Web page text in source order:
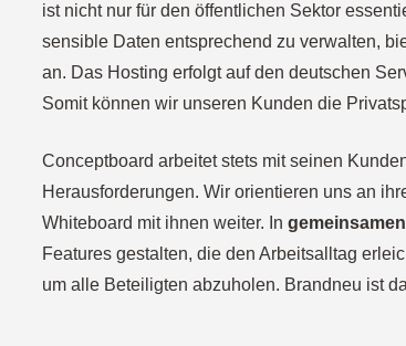
ist nicht nur für den öffentlichen Sektor
sensible Daten entsprechend zu verwalten,
an. Das Hosting erfolgt auf den deutschen
Somit können wir unseren Kunden die
Conceptboard arbeitet stets mit seinen
Herausforderungen. Wir orientieren uns an
Whiteboard mit ihnen weiter. In
Features gestalten, die den Arbeitsalltag
um alle Beteiligten abzuholen. Brandneu ist